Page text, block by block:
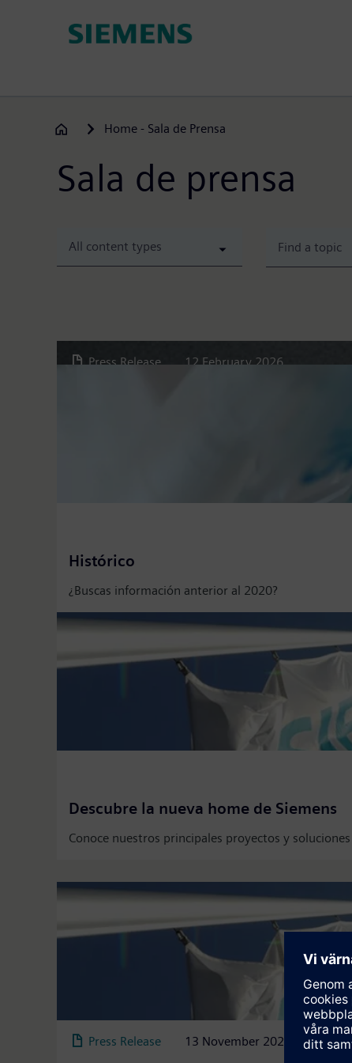
Home - Sala de Prensa
Sala de prensa
All content types
Press Release 12 February 2026
Histórico
¿Buscas información anterior al 2020?
Descubre la nueva home de Siemens
Conoce nuestros principales proyectos y
Press Release 13 November 2025